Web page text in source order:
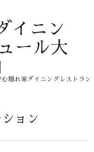
イニン
ール大
隠れ家ダイニングレストラン
ョン